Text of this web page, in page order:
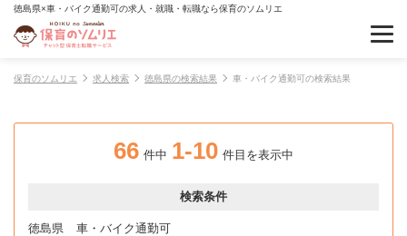
徳島県×車・バイク通勤可の求人・就職・転職なら保育のソムリエ
保育のソムリエ 求人検索 徳島県の検索結果 車・バイク通勤可の検索結果
66 件中 1-10 件目を表示中
検索条件
徳島県 車・バイク通勤可